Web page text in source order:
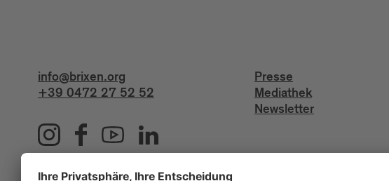
info@brixen.org
+39 0472 27 52 52
Presse
Mediathek
Newsletter